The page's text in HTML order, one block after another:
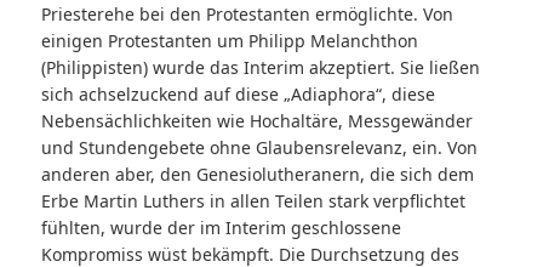
Priesterehe bei den Protestanten ermöglichte. Von
einigen Protestanten um Philipp Melanchthon
(Philippisten) wurde das Interim akzeptiert. Sie ließen
sich achselzuckend auf diese „Adiaphora“, diese
Nebensächlichkeiten wie Hochaltäre, Messgewänder
und Stundengebete ohne Glaubensrelevanz, ein. Von
anderen aber, den Genesiolutheranern, die sich dem
Erbe Martin Luthers in allen Teilen stark verpflichtet
fühlten, wurde der im Interim geschlossene
Kompromiss wüst bekämpft. Die Durchsetzung des